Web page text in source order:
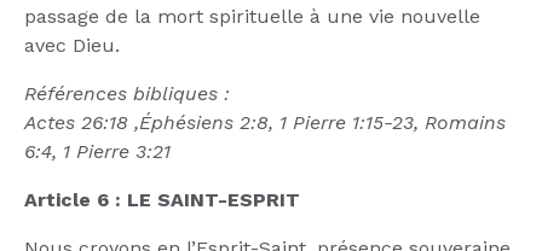
passage de la mort spirituelle à une vie nouvelle
avec Dieu.
Références bibliques :
Actes 26:18 ,Éphésiens 2:8, 1 Pierre 1:15-23, Romains
6:4, 1 Pierre 3:21
Article 6 : LE SAINT-ESPRIT